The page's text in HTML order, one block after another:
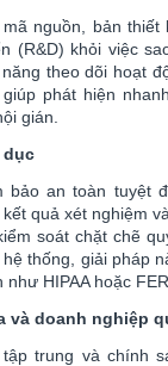
nguồn, bản thiết
(R&D) khỏi việc
theo dõi hoạt
phát hiện
gián.
dục
bảo an toàn tuyệt
quả xét nghiệm
soát chặt chẽ
thống, giải pháp
HIPAA hoặc
và doanh nghiệp
trung và chính